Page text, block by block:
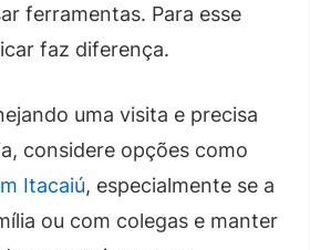
ferramentas. Para esse
faz diferença.
uma visita e precisa
considere opções como
Itacaiú, especialmente se a
ou com colegas e manter